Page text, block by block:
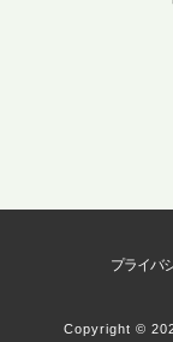
プライバ
Copyright ©